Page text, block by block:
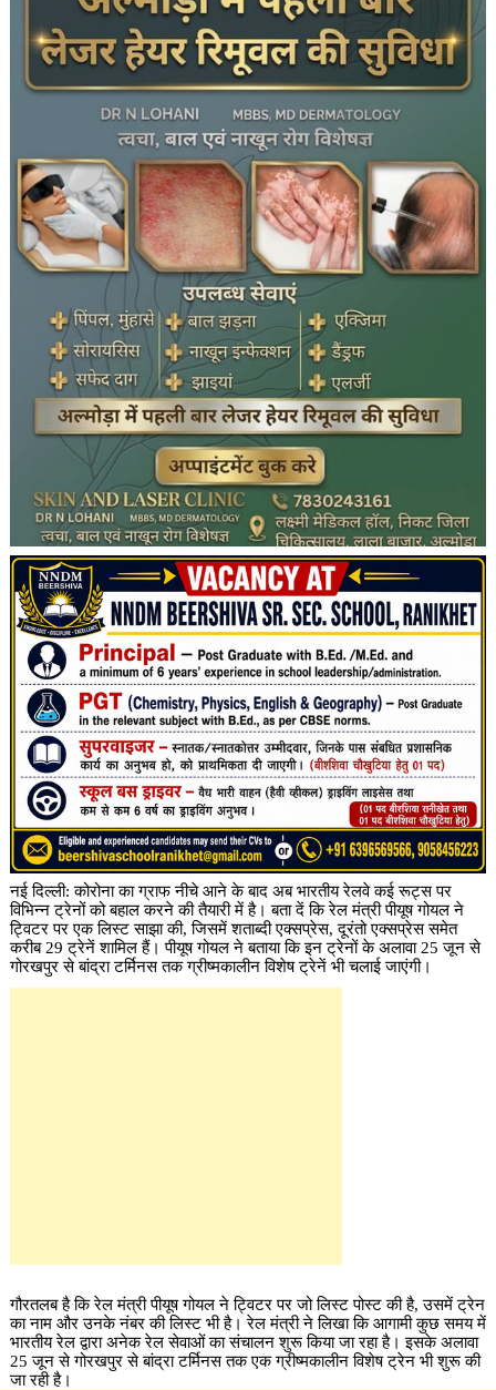
नई दिल्ली: कोरोना का ग्राफ नीचे आने के बाद अब भारतीय रेलवे कई रूट्स पर
विभिन्न ट्रेनों को बहाल करने की तैयारी में है। बता दें कि रेल मंत्री पीयूष गोयल ने
ट्विटर पर एक लिस्ट साझा की, जिसमें शताब्दी एक्सप्रेस, दूरंतो एक्सप्रेस समेत
करीब 29 ट्रेनें शामिल हैं। पीयूष गोयल ने बताया कि इन ट्रेनों के अलावा 25 जून से
गोरखपुर से बांद्रा टर्मिनस तक ग्रीष्मकालीन विशेष ट्रेनें भी चलाई जाएंगी।
गौरतलब है कि रेल मंत्री पीयूष गोयल ने ट्विटर पर जो लिस्ट पोस्ट की है, उसमें ट्रेन
का नाम और उनके नंबर की लिस्ट भी है। रेल मंत्री ने लिखा कि आगामी कुछ समय में
भारतीय रेल द्वारा अनेक रेल सेवाओं का संचालन शुरू किया जा रहा है। इसके अलावा
25 जून से गोरखपुर से बांद्रा टर्मिनस तक एक ग्रीष्मकालीन विशेष ट्रेन भी शुरू की
जा रही है।